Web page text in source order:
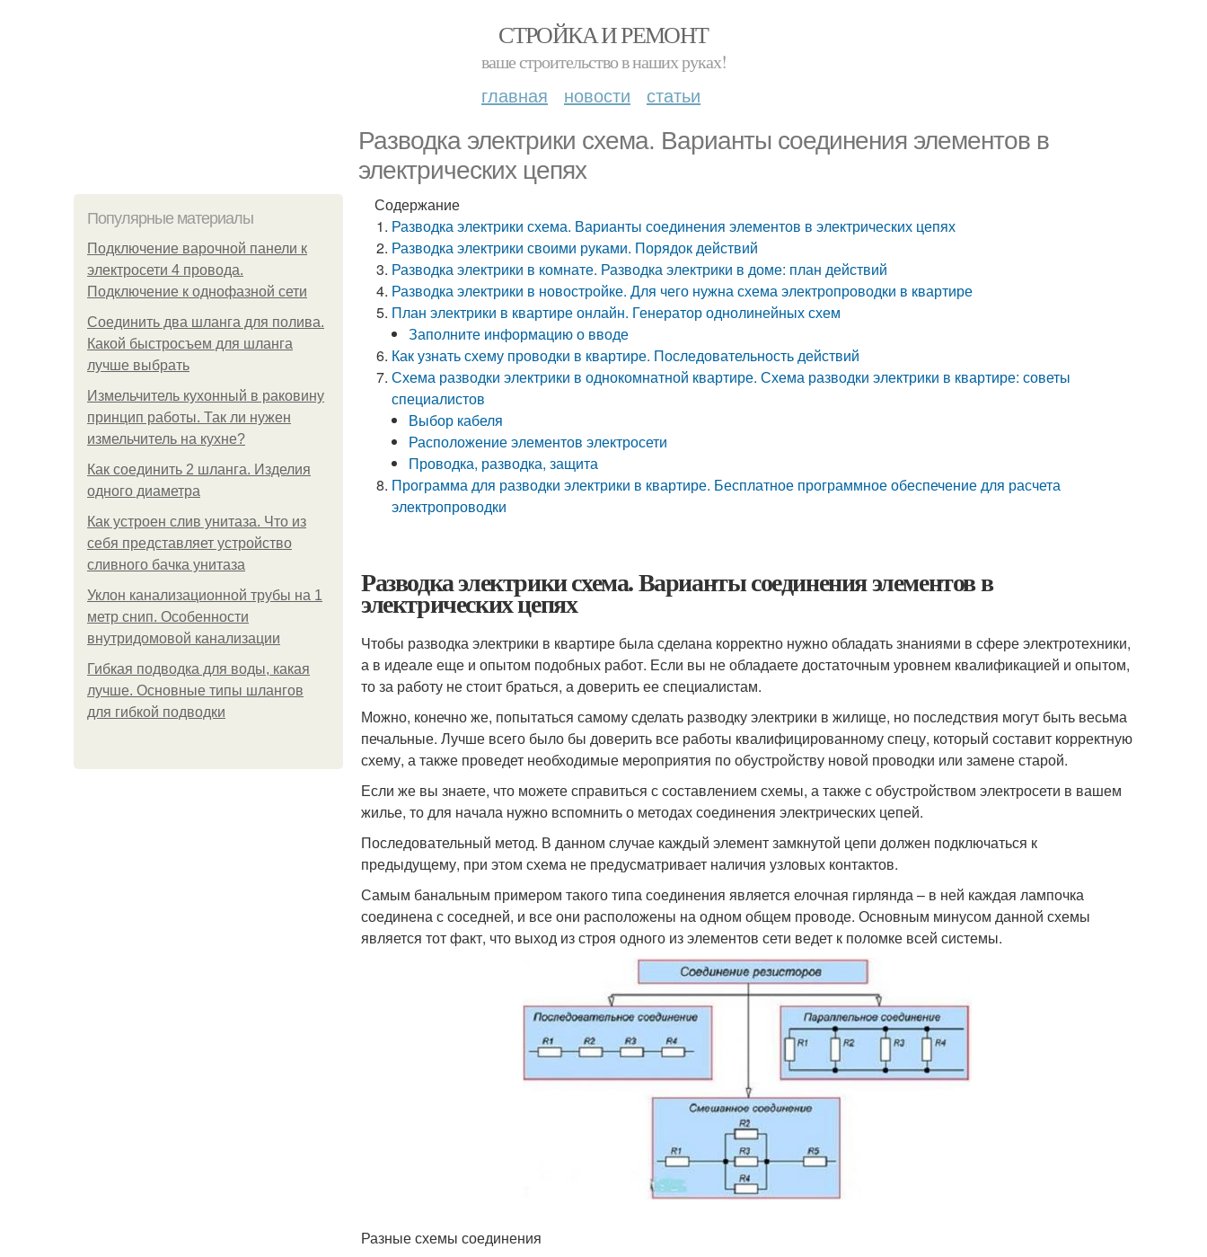
СТРОЙКА И РЕМОНТ
ваше строительство в наших руках!
главная новости статьи
Разводка электрики схема. Варианты соединения элементов в
электрических цепях
Популярные материалы
Подключение варочной панели к
электросети 4 провода.
Подключение к однофазной сети
Соединить два шланга для полива.
Какой быстросъем для шланга
лучше выбрать
Измельчитель кухонный в раковину
принцип работы. Так ли нужен
измельчитель на кухне?
Как соединить 2 шланга. Изделия
одного диаметра
Как устроен слив унитаза. Что из
себя представляет устройство
сливного бачка унитаза
Уклон канализационной трубы на 1
метр снип. Особенности
внутридомовой канализации
Гибкая подводка для воды, какая
лучше. Основные типы шлангов
для гибкой подводки
Содержание
Разводка электрики схема. Варианты соединения элементов в электрических цепях
Разводка электрики своими руками. Порядок действий
Разводка электрики в комнате. Разводка электрики в доме: план действий
Разводка электрики в новостройке. Для чего нужна схема электропроводки в квартире
План электрики в квартире онлайн. Генератор однолинейных схем
Заполните информацию о вводе
Как узнать схему проводки в квартире. Последовательность действий
Схема разводки электрики в однокомнатной квартире. Схема разводки электрики в квартире: советы
специалистов
Выбор кабеля
Расположение элементов электросети
Проводка, разводка, защита
Программа для разводки электрики в квартире. Бесплатное программное обеспечение для расчета
электропроводки
Разводка электрики схема. Варианты соединения элементов в
электрических цепях
Чтобы разводка электрики в квартире была сделана корректно нужно обладать знаниями в сфере электротехники,
а в идеале еще и опытом подобных работ. Если вы не обладаете достаточным уровнем квалификацией и опытом,
то за работу не стоит браться, а доверить ее специалистам.
Можно, конечно же, попытаться самому сделать разводку электрики в жилище, но последствия могут быть весьма
печальные. Лучше всего было бы доверить все работы квалифицированному спецу, который составит корректную
схему, а также проведет необходимые мероприятия по обустройству новой проводки или замене старой.
Если же вы знаете, что можете справиться с составлением схемы, а также с обустройством электросети в вашем
жилье, то для начала нужно вспомнить о методах соединения электрических цепей.
Последовательный метод. В данном случае каждый элемент замкнутой цепи должен подключаться к
предыдущему, при этом схема не предусматривает наличия узловых контактов.
Самым банальным примером такого типа соединения является елочная гирлянда – в ней каждая лампочка
соединена с соседней, и все они расположены на одном общем проводе. Основным минусом данной схемы
является тот факт, что выход из строя одного из элементов сети ведет к поломке всей системы.
Разные схемы соединения